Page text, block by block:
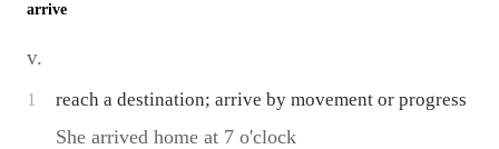
arrive
v.
1 reach a destination; arrive by movement or progress
She arrived home at 7 o'clock